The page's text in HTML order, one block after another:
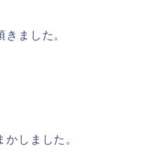
ました。
しました。